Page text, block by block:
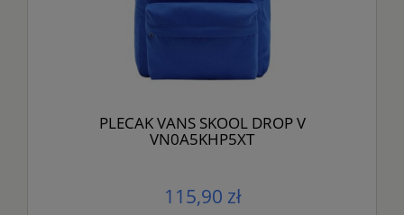
PLECAK VANS SKOOL DROP V
VN0A5KHP5XT
115,90 zł